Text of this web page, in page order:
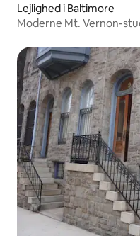
Lejlighed i Baltimore
Moderne Mt. Vernon-